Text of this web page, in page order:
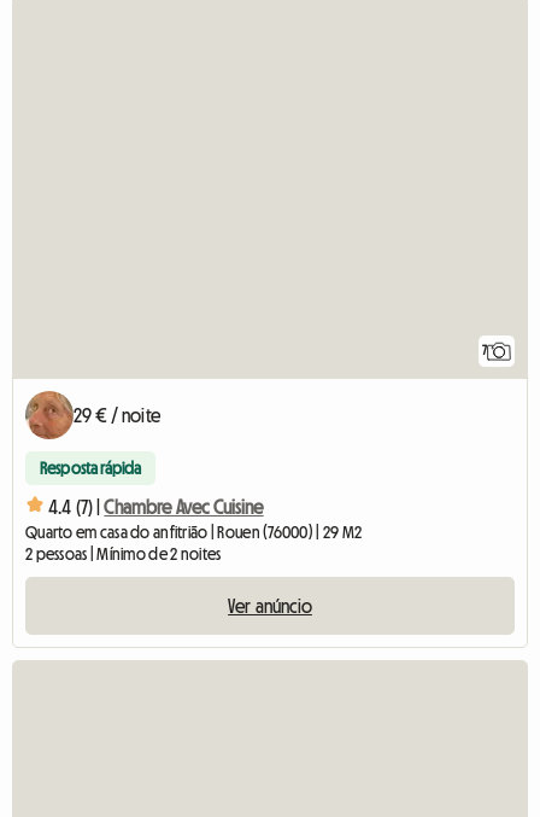
7
29 € / noite
Resposta rápida
4.4 (7) | Chambre Avec Cuisine
Quarto em casa do anfitrião | Rouen (76000) | 29 M2
2 pessoas | Mínimo de 2 noites
Ver anúncio